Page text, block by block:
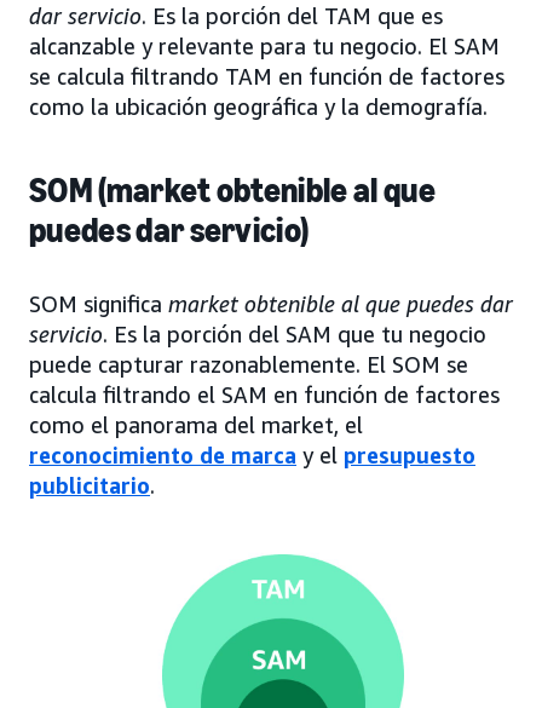
dar servicio. Es la porción del TAM que es
alcanzable y relevante para tu negocio. El SAM
se calcula filtrando TAM en función de factores
como la ubicación geográfica y la demografía.
SOM (market obtenible al que
puedes dar servicio)
SOM significa market obtenible al que puedes dar
servicio. Es la porción del SAM que tu negocio
puede capturar razonablemente. El SOM se
calcula filtrando el SAM en función de factores
como el panorama del market, el
reconocimiento de marca y el presupuesto
publicitario.